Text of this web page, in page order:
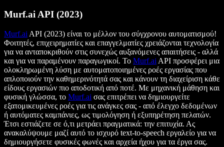
Murf.ai API (2023)
Murf.ai API (2023) είναι το μέλλον του σύγχρονου αυτοματισμού!
Φοιτητές, επιχειρηματίες και επαγγελματίες χρειάζονται τεχνολογία
για να ανταποκριθούν στις συνεχώς αυξανόμενες απαιτήσεις - αλλά
και για να παραμένουν παραγωγικοί. Το Murf.ai API προσφέρει μια
ολοκληρωμένη λύση με αυτοματοποιημένες ροές εργασίας που
απλοποιούν την καθημερινότητά σας και κάνουν τη διαχείριση κάθε
είδους εργασιών πιο αποδοτική από ποτέ. Με μηχανική μάθηση και
φυσική γλώσσα, το Murf.ai σας επιτρέπει να δημιουργείτε
εξατομικευμένες ροές για τις ανάγκες σας - από έλεγχο δεδομένων
ή αυτόματες καμπάνιες, ως τιμολόγηση ή εξυπηρέτηση πελατών.
Έτσι εστιάζετε σε ό,τι μετράει πραγματικά: την επιτυχία. Ας
ανακαλύψουμε μαζί αυτό το ισχυρό text-to-speech εργαλείο για να
δημιουργήσετε φυσικές φωνές και αρχεία ήχου για τα έργα σας.